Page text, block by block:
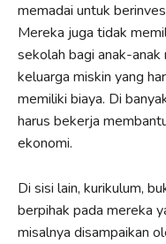
memadai untuk
Mereka juga tidak
sekolah bagi anak-anak
keluarga miskin yang
memiliki biaya. Di
harus bekerja
ekonomi.
Di sisi lain, kurikulum,
berpihak pada mereka
misalnya disampaikan